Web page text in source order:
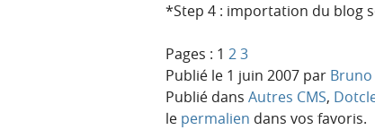
*Step 4 : importation du blog
Pages : 1 23
Publié le 1 juin 2007 par
Publié dans Autres CMS,
le permalien dans vos favoris.